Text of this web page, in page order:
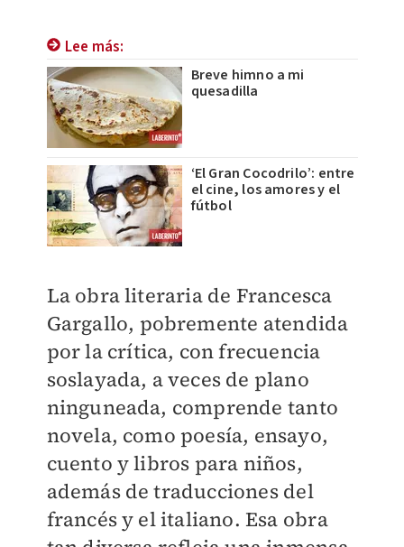
Lee más:
Breve himno a mi
quesadilla
‘El Gran Cocodrilo’: entre
el cine, los amores y el
fútbol
La obra literaria de Francesca
Gargallo, pobremente atendida
por la crítica, con frecuencia
soslayada, a veces de plano
ninguneada, comprende tanto
novela, como poesía, ensayo,
cuento y libros para niños,
además de traducciones del
francés y el italiano. Esa obra